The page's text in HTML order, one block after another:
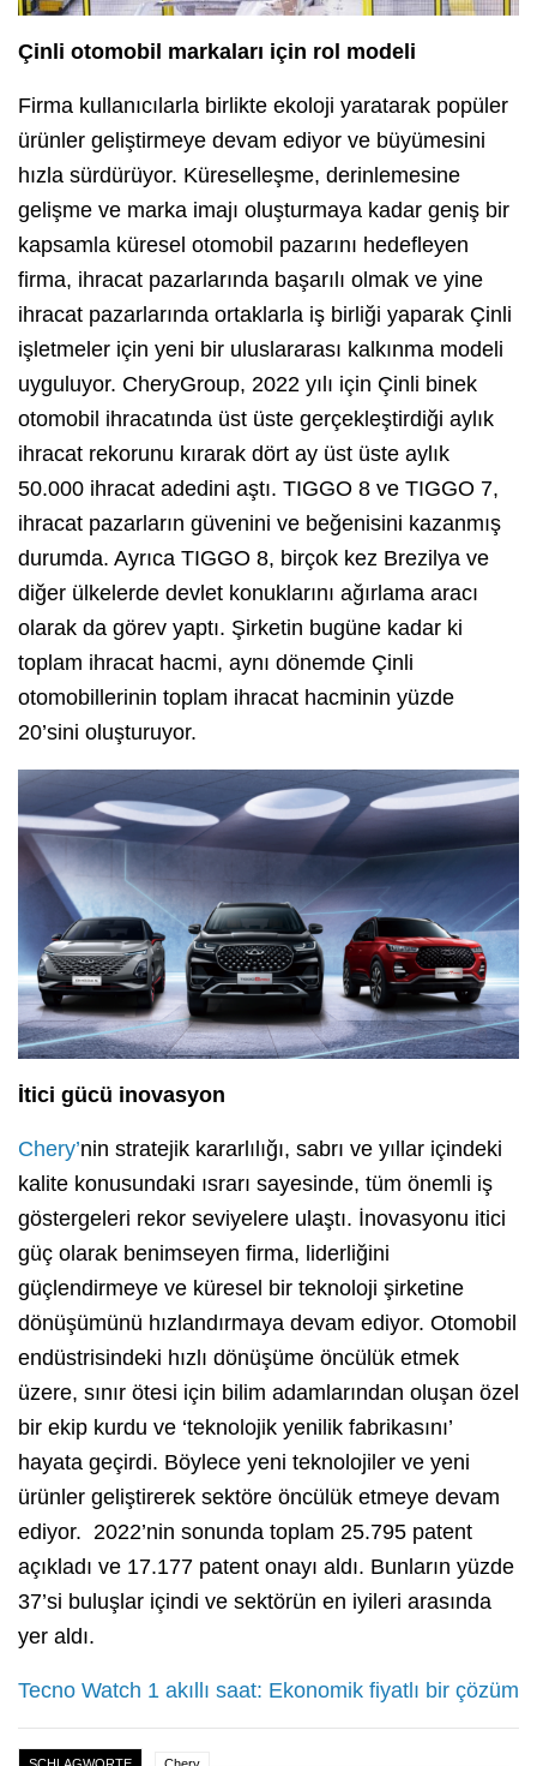
Çinli otomobil markaları için rol modeli
Firma kullanıcılarla birlikte ekoloji yaratarak popüler
ürünler geliştirmeye devam ediyor ve büyümesini
hızla sürdürüyor. Küreselleşme, derinlemesine
gelişme ve marka imajı oluşturmaya kadar geniş bir
kapsamla küresel otomobil pazarını hedefleyen
firma, ihracat pazarlarında başarılı olmak ve yine
ihracat pazarlarında ortaklarla iş birliği yaparak Çinli
işletmeler için yeni bir uluslararası kalkınma modeli
uyguluyor. CheryGroup, 2022 yılı için Çinli binek
otomobil ihracatında üst üste gerçekleştirdiği aylık
ihracat rekorunu kırarak dört ay üst üste aylık
50.000 ihracat adedini aştı. TIGGO 8 ve TIGGO 7,
ihracat pazarların güvenini ve beğenisini kazanmış
durumda. Ayrıca TIGGO 8, birçok kez Brezilya ve
diğer ülkelerde devlet konuklarını ağırlama aracı
olarak da görev yaptı. Şirketin bugüne kadar ki
toplam ihracat hacmi, aynı dönemde Çinli
otomobillerinin toplam ihracat hacminin yüzde
20’sini oluşturuyor.
İtici gücü inovasyon
Chery’nin stratejik kararlılığı, sabrı ve yıllar içindeki
kalite konusundaki ısrarı sayesinde, tüm önemli iş
göstergeleri rekor seviyelere ulaştı. İnovasyonu itici
güç olarak benimseyen firma, liderliğini
güçlendirmeye ve küresel bir teknoloji şirketine
dönüşümünü hızlandırmaya devam ediyor. Otomobil
endüstrisindeki hızlı dönüşüme öncülük etmek
üzere, sınır ötesi için bilim adamlarından oluşan özel
bir ekip kurdu ve ‘teknolojik yenilik fabrikasını’
hayata geçirdi. Böylece yeni teknolojiler ve yeni
ürünler geliştirerek sektöre öncülük etmeye devam
ediyor. 2022’nin sonunda toplam 25.795 patent
açıkladı ve 17.177 patent onayı aldı. Bunların yüzde
37’si buluşlar içindi ve sektörün en iyileri arasında
yer aldı.
Tecno Watch 1 akıllı saat: Ekonomik fiyatlı bir çözüm